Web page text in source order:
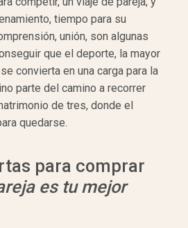
tiempo para su
unión, son algunas
que el deporte, la mayor
convierta en una carga para la
parte del camino a recorrer
de tres, donde el
quedarse.
para comprar
es tu mejor